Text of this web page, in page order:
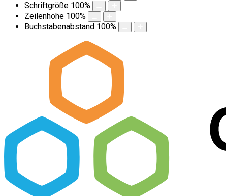
Schriftgröße 100%
Zeilenhöhe 100%
Buchstabenabstand 100%